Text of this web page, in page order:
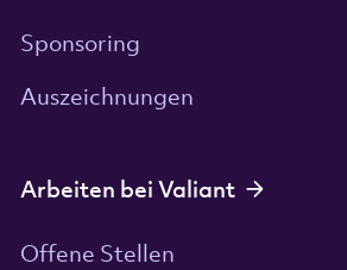
Sponsoring
Auszeichnungen
Arbeiten bei Valiant
Offene Stellen